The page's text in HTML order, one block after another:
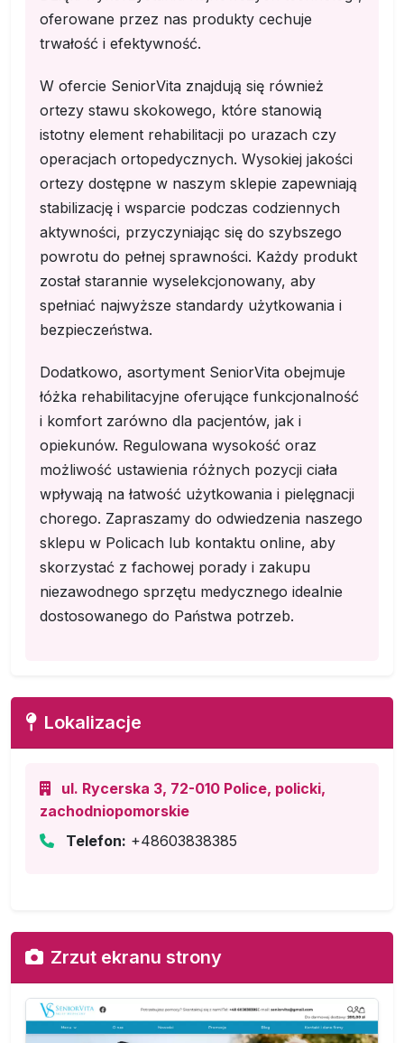
oferowane przez nas produkty cechuje
trwałość i efektywność.
W ofercie SeniorVita znajdują się również
ortezy stawu skokowego, które stanowią
istotny element rehabilitacji po urazach czy
operacjach ortopedycznych. Wysokiej jakości
ortezy dostępne w naszym sklepie zapewniają
stabilizację i wsparcie podczas codziennych
aktywności, przyczyniając się do szybszego
powrotu do pełnej sprawności. Każdy produkt
został starannie wyselekcjonowany, aby
spełniać najwyższe standardy użytkowania i
bezpieczeństwa.
Dodatkowo, asortyment SeniorVita obejmuje
łóżka rehabilitacyjne oferujące funkcjonalność
i komfort zarówno dla pacjentów, jak i
opiekunów. Regulowana wysokość oraz
możliwość ustawienia różnych pozycji ciała
wpływają na łatwość użytkowania i pielęgnacji
chorego. Zapraszamy do odwiedzenia naszego
sklepu w Policach lub kontaktu online, aby
skorzystać z fachowej porady i zakupu
niezawodnego sprzętu medycznego idealnie
dostosowanego do Państwa potrzeb.
Lokalizacje
ul. Rycerska 3, 72-010 Police, policki,
zachodniopomorskie
Telefon: +48603838385
Zrzut ekranu strony